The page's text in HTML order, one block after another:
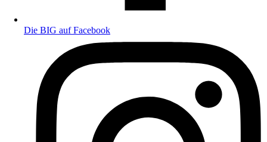
Die BIG auf Facebook